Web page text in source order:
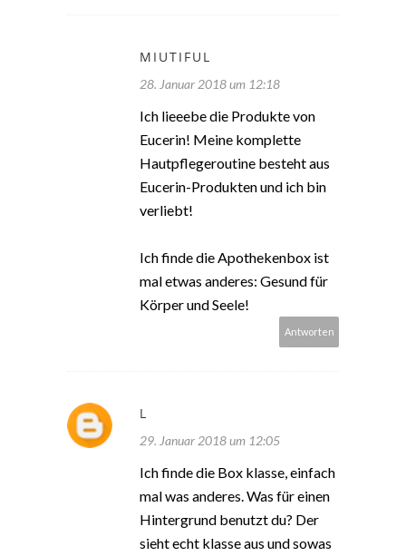
MIUTIFUL
28. Januar 2018 um 12:18
Ich lieeebe die Produkte von
Eucerin! Meine komplette
Hautpflegeroutine besteht aus
Eucerin-Produkten und ich bin
verliebt!
Ich finde die Apothekenbox ist
mal etwas anderes: Gesund für
Körper und Seele!
Antworten
L
29. Januar 2018 um 12:05
Ich finde die Box klasse, einfach
mal was anderes. Was für einen
Hintergrund benutzt du? Der
sieht echt klasse aus und sowas